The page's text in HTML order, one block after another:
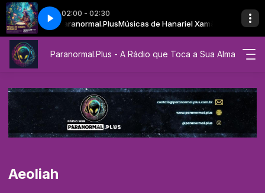
02:00 - 02:30
com Paranormal.PlusMúsicas de Hanariel Xamânicas com
GAYA - CORAÇÃO DA MÃEMEDITAÇÃO DA MÃE GAYA - CORAÇÃO DA
Paranormal.Plus - A Rádio que Toca a Sua Alma
Aeoliah